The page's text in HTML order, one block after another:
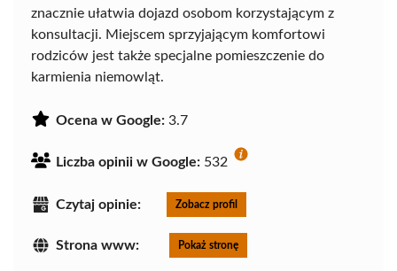
znacznie ułatwia dojazd osobom korzystającym z
konsultacji. Miejscem sprzyjającym komfortowi
rodziców jest także specjalne pomieszczenie do
karmienia niemowląt.
Ocena w Google: 3.7
Liczba opinii w Google: 532
Czytaj opinie: Zobacz profil
Strona www: Pokaż stronę